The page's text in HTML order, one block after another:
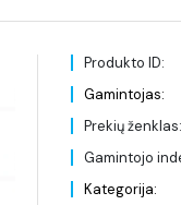
Produkto ID:
Gamintojas:
Prekių ženklas:
Gamintojo
Kategorija: